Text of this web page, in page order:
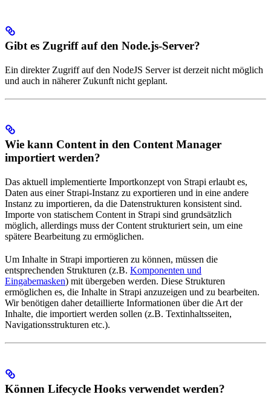
Gibt es Zugriff auf den Node.js-Server?
Ein direkter Zugriff auf den NodeJS Server ist derzeit nicht möglich
und auch in näherer Zukunft nicht geplant.
Wie kann Content in den Content Manager
importiert werden?
Das aktuell implementierte Importkonzept von Strapi erlaubt es,
Daten aus einer Strapi-Instanz zu exportieren und in eine andere
Instanz zu importieren, da die Datenstrukturen konsistent sind.
Importe von statischem Content in Strapi sind grundsätzlich
möglich, allerdings muss der Content strukturiert sein, um eine
spätere Bearbeitung zu ermöglichen.
Um Inhalte in Strapi importieren zu können, müssen die
entsprechenden Strukturen (z.B. Komponenten und
Eingabemasken) mit übergeben werden. Diese Strukturen
ermöglichen es, die Inhalte in Strapi anzuzeigen und zu bearbeiten.
Wir benötigen daher detaillierte Informationen über die Art der
Inhalte, die importiert werden sollen (z.B. Textinhaltsseiten,
Navigationsstrukturen etc.).
Können Lifecycle Hooks verwendet werden?